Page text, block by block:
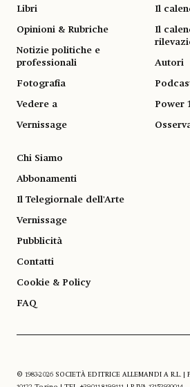
Libri
Opinioni & Rubriche
Notizie politiche e
professionali
Fotografia
Vedere a
Vernissage
Il
Il
Autori
Power
Chi Siamo
Abbonamenti
Il Telegiornale dell'Arte
Vernissage
Pubblicità
Contatti
Cookie & Policy
FAQ
© 1983-2026 SOCIETÀ EDITRICE ALLEMANDI A R.L.